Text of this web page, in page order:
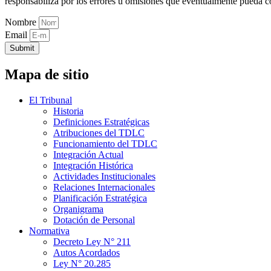
Nombre
Email
Submit
Mapa de sitio
El Tribunal
Historia
Definiciones Estratégicas
Atribuciones del TDLC
Funcionamiento del TDLC
Integración Actual
Integración Histórica
Actividades Institucionales
Relaciones Internacionales
Planificación Estratégica
Organigrama
Dotación de Personal
Normativa
Decreto Ley N° 211
Autos Acordados
Ley N° 20.285